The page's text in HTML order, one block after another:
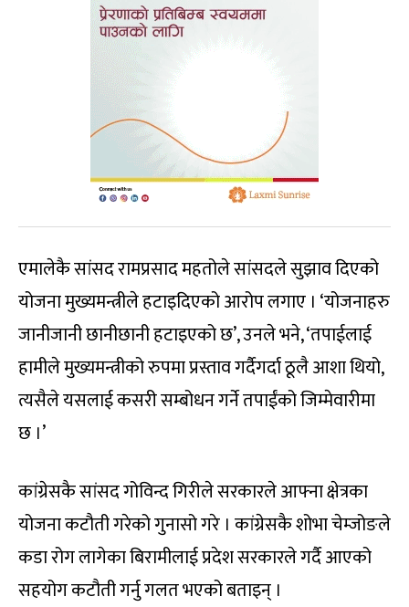
एमालेकै सांसद रामप्रसाद महतोले सांसदले सुझाव दिएको
योजना मुख्यमन्त्रीले हटाइदिएको आरोप लगाए । ‘योजनाहरु
जानीजानी छानीछानी हटाइएको छ’, उनले भने, ‘तपाईलाई
हामीले मुख्यमन्त्रीको रुपमा प्रस्ताव गर्दैगर्दा ठूलै आशा थियो,
त्यसैले यसलाई कसरी सम्बोधन गर्ने तपाईंको जिम्मेवारीमा
छ ।’
कांग्रेसकै सांसद गोविन्द गिरीले सरकारले आफ्ना क्षेत्रका
योजना कटौती गरेको गुनासो गरे । कांग्रेसकै शोभा चेम्जोङले
कडा रोग लागेका बिरामीलाई प्रदेश सरकारले गर्दै आएको
सहयोग कटौती गर्नु गलत भएको बताइन् ।